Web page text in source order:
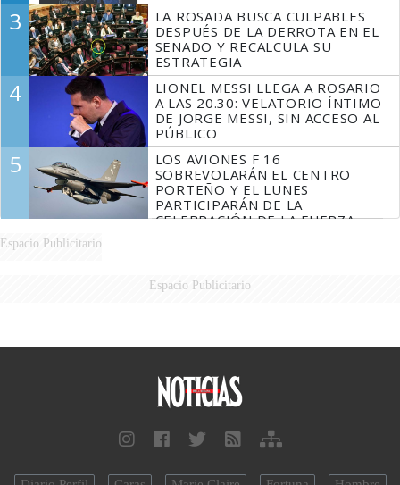
3
LA ROSADA BUSCA CULPABLES
DESPUÉS DE LA DERROTA EN EL
SENADO Y RECALCULA SU
ESTRATEGIA
4
LIONEL MESSI LLEGA A ROSARIO
A LAS 20.30: VELATORIO ÍNTIMO
DE JORGE MESSI, SIN ACCESO AL
PÚBLICO
5
LOS AVIONES F 16
SOBREVOLARÁN EL CENTRO
PORTEÑO Y EL LUNES
PARTICIPARÁN DE LA
CELEBRACIÓN DE LA FUERZA
Espacio Publicitario
Espacio Publicitario